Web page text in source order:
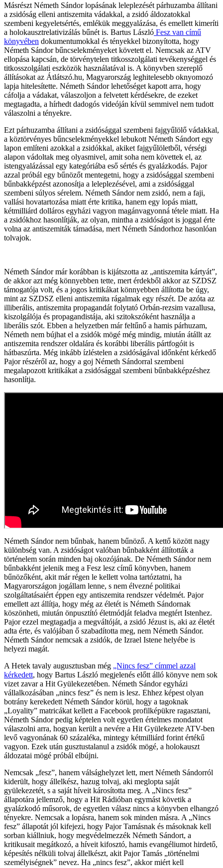
Másrészt Németh Sándor lopásának leleplezését párhuzamba állítani
a zsidóság elleni antiszemita vádakkal, a zsidó áldozatokkal
szembeni kegyeletsértés, emlékük meggyalázása, és emellett kimeríti
a holokausztrelativizálás bűnét is. Bartus László Fesz van című
könyvében dokumentumokkal és tényekkel bizonyította, hogy
Németh Sándor bűncselekményeket követett el. Nemcsak az ATV
ellopása kapcsán, de törvénytelen titkosszolgálati tevékenységgel és
titkosszolgálati eszközök használatával is. A könyvben szereplő
állításokat az Átlátszó.hu, Magyarország leghitelesebb oknyomozó
lapja hitelesítette. Németh Sándor lehetőséget kapott arra, hogy
cáfolja a vádakat, válaszoljon a felvetett kérdésekre, de ezeket
megtagadta, a hírhedt dadogós videóján kívül semmivel nem tudott
válaszolni a tényekre.
Ezt párhuzamba állítani a zsidósággal szembeni fajgyűlölő vádakkal,
a köztörvényes bűncselekményekkel lebukott Németh Sándort egy
lapon említeni azokkal a zsidókkal, akiket fajgyűlöletből, vérségi
alapon vádoltak meg olyasmivel, amit soha nem követtek el, az
istengyalázással egy kategóriába eső sértés és gyalázkodás. Pajor
azzal próbál egy bűnözőt mentegetni, hogy a zsidósággal szembeni
bűnbakképzést azonosítja a leleplezésével, ami a zsidósággal
szembeni súlyos sérelem. Németh Sándor nem zsidó, nem a faji,
vallási hovatartozása miatt érte kritika, hanem egy lopás miatt,
kétmilliárd dolláros egyházi vagyon magánvagyonná tétele miatt. Ha
a zsidókhoz hasonlítják, az olyan, mintha a zsidóságot is joggal érte
volna az antiszemiták támadása, mert Németh Sándorhoz hasonlóan
tolvajok.
Németh Sándor már korábban is kijátszotta az „antiszemita kártyát”,
de akkor azt még könnyebben tette, mert érdekből akkor az SZDSZ
támogatója volt, és a jogos kritikákat könnyebben állította be úgy,
mint az SZDSZ elleni antiszemita rágalmak egy részét. De azóta az
illiberális, antiszemita propagandát folytató Orbán-rezsim vazallusa,
kiszolgálója és propagandistája, aki szitokszóként használja a
liberális szót. Ebben a helyzetben már feltűnő a hamis párhuzam,
Németh nem bújhat el a zsidók mögé még mindig, miután átállt az
antiszemita rendszer oldalára és korábbi liberális pártfogóit is
hátbaszúrta. Még inkább ízléstelen a zsidóságával időnként kérkedő
Pajor részéről az, hogy a goj Németh Sándorral szembeni
megalapozott kritikákat a zsidósággal szembeni bűnbakképzéshez
hasonlítja.
Németh Sándor nem bűnbak, hanem bűnöző. A kettő között nagy
különbség van. A zsidóságot valóban bűnbakként állították a
történelem során minden baj okozójának. De Németh Sándor nem
bűnbakként jelenik meg a Fesz lesz című könyvben, hanem
bűnözőként, akit már régen le kellett volna tartóztatni, ha
Magyarországon jogállam lenne, s nem élvezné politikai
szolgáltatásaiért éppen egy antiszemita rendszer védelmét. Pajor
emellett azt állítja, hogy még az életét is Németh Sándornak
köszönheti, miután önpusztító életmódját feladva megtért Istenhez.
Pajor ezzel megtagadja a megváltóját, a zsidó Jézust is, aki az életét
adta érte, és valójában ő szabadította meg, nem Németh Sándor.
Németh Sándor nemcsak a zsidók, de Izrael Istene helyébe is
helyezi magát.
A Hetek tavaly augusztusban még „Nincs fesz” címmel azzal
kérkedett, hogy Bartus László megjelenés előtt álló könyve nem sok
vizet zavar a Hit Gyülekezetében. Németh Sándor egyházi
vállalkozásában „nincs fesz” és nem is lesz. Ehhez képest olyan
botrány kerekedett Németh Sándor körül, hogy a tagoknak
„Loyality” matricákat kellett a Facebook profilképükre ragasztani,
Németh Sándor pedig képtelen volt egyetlen értelmes mondatot
válaszolni arra, hogyan került a nevére a Hit Gyülekezete ATV-ben
levő vagyonának 60 százaléka, mintegy kétmilliárd forint értékű
vagyon. Ezek után gusztustalanul a zsidók mögé, a holokauszt
áldozatai mögé próbál elbújni.
Nemcsak „fesz”, hanem válsághelyzet lett, mert Németh Sándorról
kiderült, hogy állelkész, hazug tolvaj, aki meglopta saját
gyülekezetét, s a saját híveit károsította meg. A „Nincs fesz”
állapotára jellemző, hogy a Hit Rádióban egymást követik a
gyalázkodó műsorok, de egyetlen válasz nincs a könyvben elhangzó
tényekre. Nemcsak a lopásra, hanem sok minden másra. A „Nincs
fesz” állapotát jól kifejezi, hogy Pajor Tamásnak és másoknak kell
sorban kiállniuk, hogy megvédelmezzék Németh Sándort, a
kritikusait megátkozó, a híveit kifosztó, hamis evangéliumot hirdető,
képesítés nélküli tolvaj állelkészt, akit Pajor Tamás „történelmi
személyiségnek” nevez. Ha „nincs fesz”, akkor miért kell